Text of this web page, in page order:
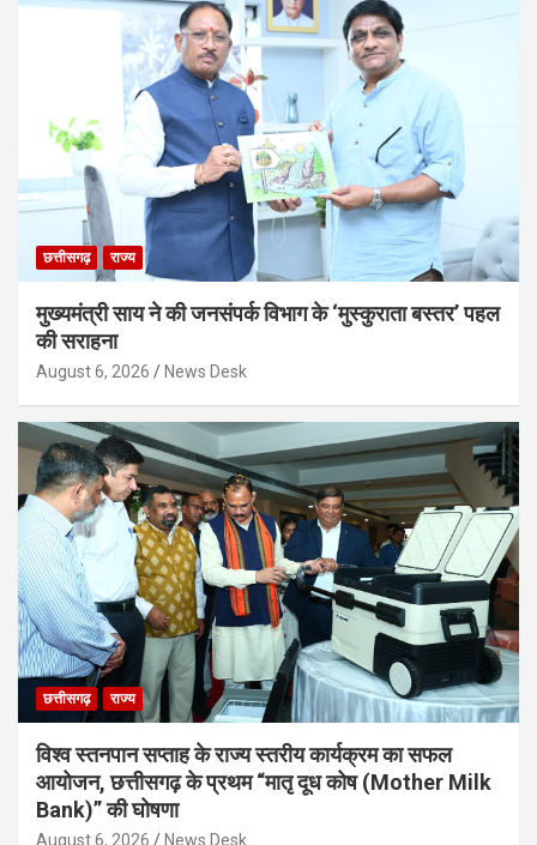
छत्तीसगढ़ राज्य
मुख्यमंत्री साय ने की जनसंपर्क विभाग के ‘मुस्कुराता बस्तर’ पहल
की सराहना
August 6, 2026 News Desk
छत्तीसगढ़ राज्य
विश्व स्तनपान सप्ताह के राज्य स्तरीय कार्यक्रम का सफल
आयोजन, छत्तीसगढ़ के प्रथम “मातृ दूध कोष (Mother Milk
Bank)” की घोषणा
August 6, 2026 News Desk